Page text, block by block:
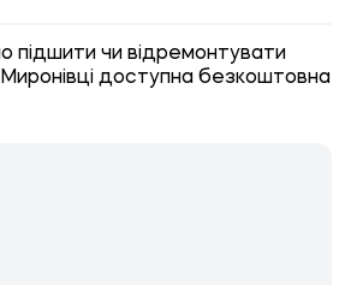
підшити чи відремонтувати
доступна безкоштовна